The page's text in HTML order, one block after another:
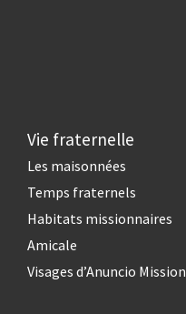
Vie fraternelle
Les maisonnées
Temps fraternels
Habitats missionnaires
Amicale
Visages d’Anuncio Mission